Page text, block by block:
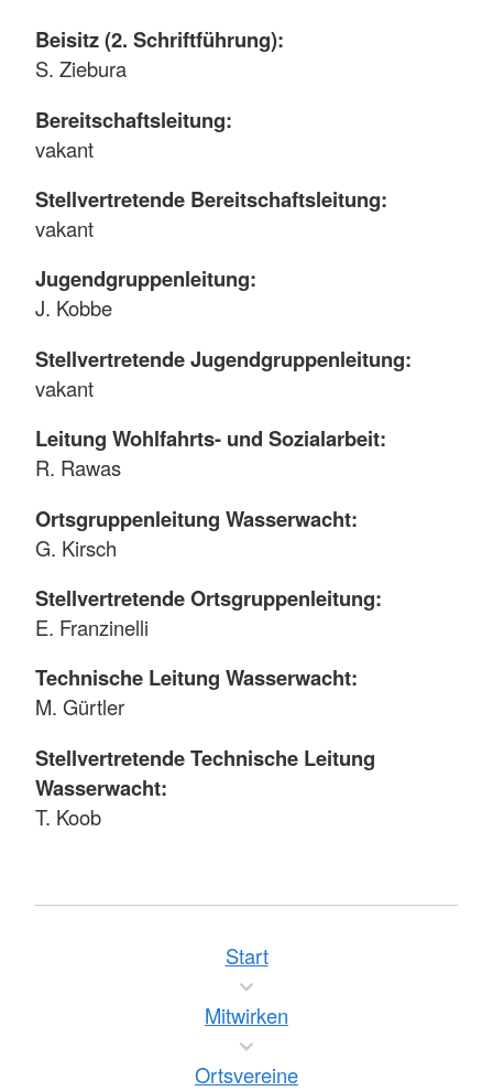
Beisitz (2. Schriftführung):
S. Ziebura
Bereitschaftsleitung:
vakant
Stellvertretende Bereitschaftsleitung:
vakant
Jugendgruppenleitung:
J. Kobbe
Stellvertretende Jugendgruppenleitung:
vakant
Leitung Wohlfahrts- und Sozialarbeit:
R. Rawas
Ortsgruppenleitung Wasserwacht:
G. Kirsch
Stellvertretende Ortsgruppenleitung:
E. Franzinelli
Technische Leitung Wasserwacht:
M. Gürtler
Stellvertretende Technische Leitung
Wasserwacht:
T. Koob
Start
Mitwirken
Ortsvereine